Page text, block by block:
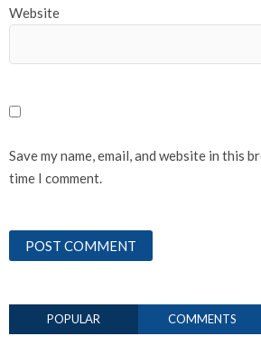
Website
Save my name, email, and website in this
time I comment.
POPULAR COMMENTS